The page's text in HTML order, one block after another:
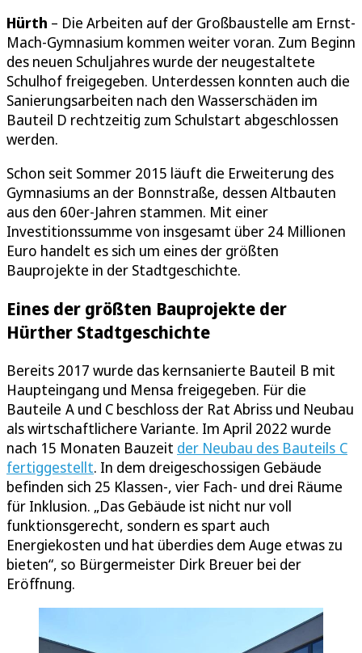
Hürth – Die Arbeiten auf der Großbaustelle am Ernst-
Mach-Gymnasium kommen weiter voran. Zum Beginn
des neuen Schuljahres wurde der neugestaltete
Schulhof freigegeben. Unterdessen konnten auch die
Sanierungsarbeiten nach den Wasserschäden im
Bauteil D rechtzeitig zum Schulstart abgeschlossen
werden.
Schon seit Sommer 2015 läuft die Erweiterung des
Gymnasiums an der Bonnstraße, dessen Altbauten
aus den 60er-Jahren stammen. Mit einer
Investitionssumme von insgesamt über 24 Millionen
Euro handelt es sich um eines der größten
Bauprojekte in der Stadtgeschichte.
Eines der größten Bauprojekte der
Hürther Stadtgeschichte
Bereits 2017 wurde das kernsanierte Bauteil B mit
Haupteingang und Mensa freigegeben. Für die
Bauteile A und C beschloss der Rat Abriss und Neubau
als wirtschaftlichere Variante. Im April 2022 wurde
nach 15 Monaten Bauzeit der Neubau des Bauteils C
fertiggestellt. In dem dreigeschossigen Gebäude
befinden sich 25 Klassen-, vier Fach- und drei Räume
für Inklusion. „Das Gebäude ist nicht nur voll
funktionsgerecht, sondern es spart auch
Energiekosten und hat überdies dem Auge etwas zu
bieten“, so Bürgermeister Dirk Breuer bei der
Eröffnung.